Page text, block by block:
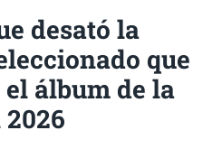
desató la
que
álbum de la